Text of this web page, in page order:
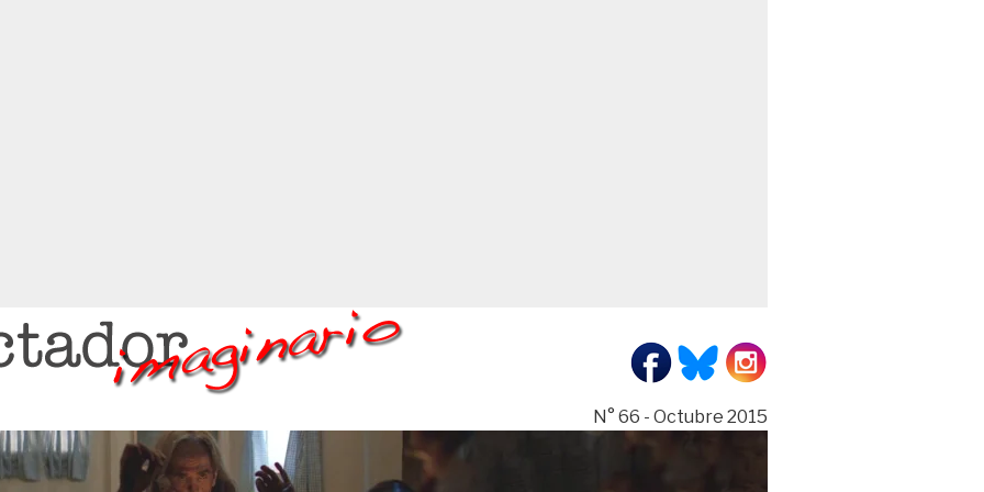
N° 66 - Octubre 2015